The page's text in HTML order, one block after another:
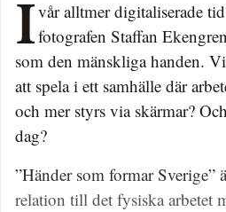
I vår alltmer digitaliserade tid skriver författaren ochfotografen Staffan
som den mänskliga handen.
att spela i ett samhälle där
och mer styrs via skärmar?
dag?
”Händer som formar Sverige”
relation till det fysiska arbetet